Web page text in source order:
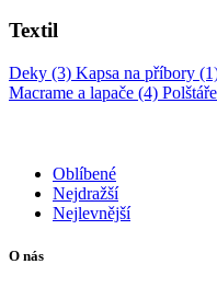
Textil
Deky (3) Kapsa na příbory
Macrame a lapače (4)
Oblíbené
Nejdražší
Nejlevnější
O nás